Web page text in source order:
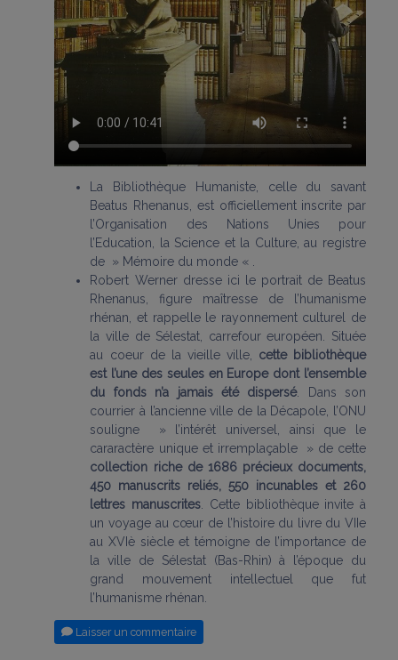
La Bibliothèque Humaniste, celle du savant
Beatus Rhenanus, est officiellement inscrite par
l’Organisation des Nations Unies pour
l’Education, la Science et la Culture, au registre
de » Mémoire du monde « .
Robert Werner dresse ici le portrait de Beatus
Rhenanus, figure maîtresse de l’humanisme
rhénan, et rappelle le rayonnement culturel de
la ville de Sélestat, carrefour européen. Située
au coeur de la vieille ville, cette bibliothèque
est l’une des seules en Europe dont l’ensemble
du fonds n’a jamais été dispersé. Dans son
courrier à l’ancienne ville de la Décapole, l’ONU
souligne » l’intérêt universel, ainsi que le
cararactère unique et irremplaçable » de cette
collection riche de 1686 précieux documents,
450 manuscrits reliés, 550 incunables et 260
lettres manuscrites. Cette bibliothèque invite à
un voyage au cœur de l’histoire du livre du VIIe
au XVIè siècle et témoigne de l’importance de
la ville de Sélestat (Bas-Rhin) à l’époque du
grand mouvement intellectuel que fut
l’humanisme rhénan.
Laisser un commentaire